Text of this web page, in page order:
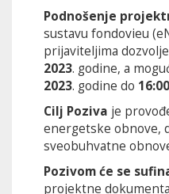
Podnošenje
sustavu fondovieu
prijaviteljima
2023. godine, a
2023. godine do
Cilj Poziva je
energetske obnove,
sveobuhvatne
Pozivom će se
projektne